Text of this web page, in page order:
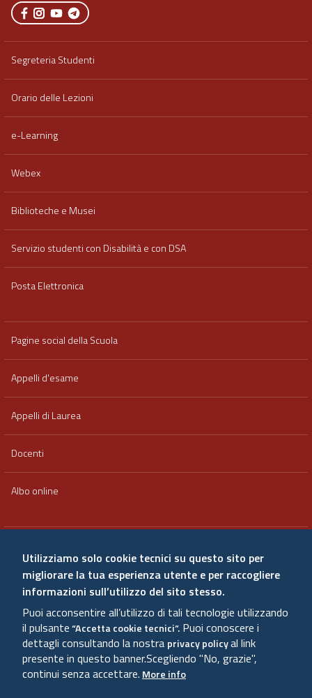
Segreteria Studenti
Orario delle Lezioni
e-Learning
Webex
Biblioteche e Musei
Servizio studenti con Disabilità e con DSA
Posta Elettronica
Pagine social della Scuola
Appelli d'esame
Appelli di Laurea
Docenti
Albo online
Qualità e valutazione
Amministrazione trasparente
Sitemap
Utilizziamo solo cookie tecnici su questo sito per
migliorare la tua esperienza utente e per raccogliere
informazioni sull’utilizzo del sito stesso.
Puoi acconsentire all’utilizzo di tali tecnologie utilizzando
il pulsante“Accetta cookie tecnici”. Puoi conoscere i
dettagli consultando la nostra privacy policyal link
presente in questo banner.Scegliendo "No, grazie",
continui senza accettare. More info